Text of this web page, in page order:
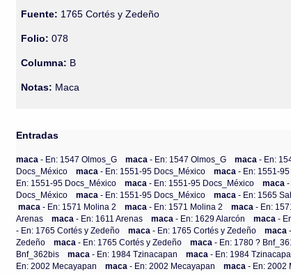
Fuente: 1765 Cortés y Zedeño
Folio: 078
Columna: B
Notas: Maca
Entradas
maca- En: 1547 Olmos_G maca- En: 1547 Olmos_G maca- En:
Docs_México
maca- En: 1551-95 Docs_México maca- En: 1551-
En: 1551-95 Docs_México
maca- En: 1551-95 Docs_México maca
Docs_México
maca- En: 1551-95 Docs_México maca- En: 1565
maca- En: 1571 Molina 2 maca- En: 1571 Molina 2 maca- En:
Arenas
maca- En: 1611 Arenas maca- En: 1629 Alarcón maca-
- En: 1765 Cortés y Zedeño
maca- En: 1765 Cortés y Zedeño maca
Zedeño
maca- En: 1765 Cortés y Zedeño maca- En: 1780 ?
Bnf_362bis
maca- En: 1984 Tzinacapan maca- En: 1984
En: 2002 Mecayapan
maca- En: 2002 Mecayapan maca- En: 2002